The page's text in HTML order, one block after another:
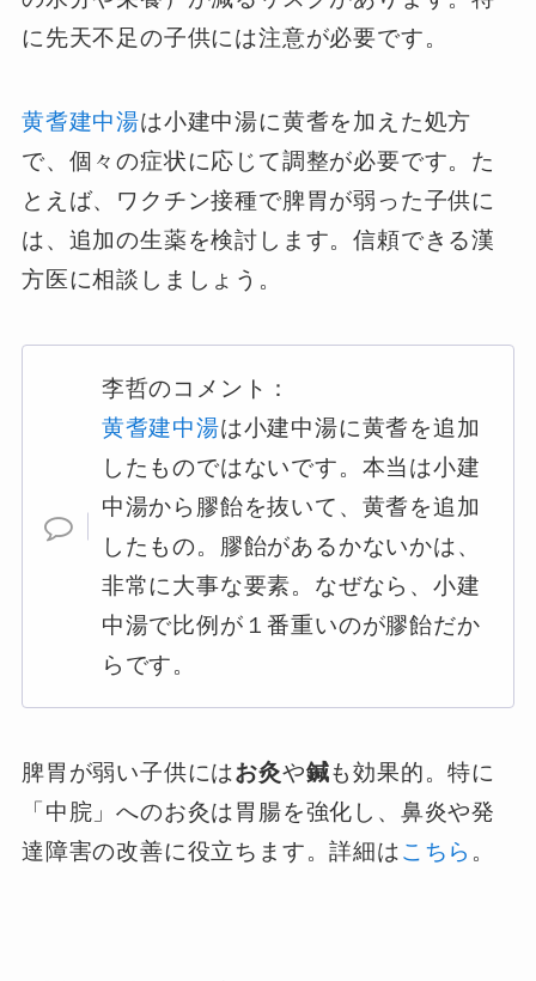
に先天不足の子供には注意が必要です。
黄耆建中湯は小建中湯に黄耆を加えた処方
で、個々の症状に応じて調整が必要です。た
とえば、ワクチン接種で脾胃が弱った子供に
は、追加の生薬を検討します。信頼できる漢
方医に相談しましょう。
李哲のコメント：
黄耆建中湯は小建中湯に黄耆を追加
したものではないです。本当は小建
中湯から膠飴を抜いて、黄耆を追加
したもの。膠飴があるかないかは、
非常に大事な要素。なぜなら、小建
中湯で比例が１番重いのが膠飴だか
らです。
脾胃が弱い子供にはお灸や鍼も効果的。特に
「中脘」へのお灸は胃腸を強化し、鼻炎や発
達障害の改善に役立ちます。詳細はこちら 。